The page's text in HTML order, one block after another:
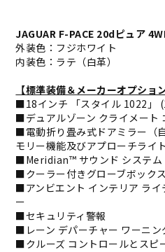
JAGUAR F-PACE 20dピュア
外装色：フジホワイト
内装色：ラテ（白革）
【標準装備＆メーカーオプショ
■18インチ 「スタイル 1022」
■デュアルゾーン クライメート
■電動折り畳み式ドアミラー（
モリー機能及びアプローチライ
■Meridian™ サウンド システム
■クーラー付きグローブボックス
■アンビエント インテリア ライ
ー
■セキュリティ警報
■レーン デパーチャー ワーニン
■クルーズ コントロールとスピ